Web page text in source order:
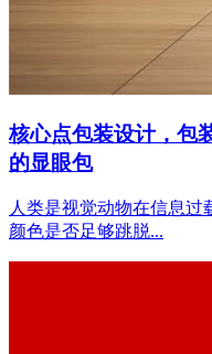
核心点包装设计，包
的显眼包
人类是视觉动物在信息
颜色是否足够跳脱...